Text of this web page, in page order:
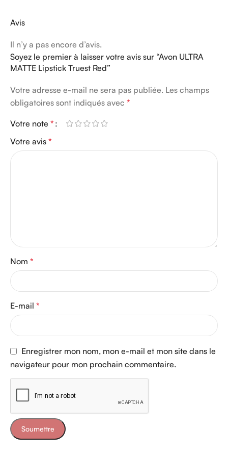
Avis
Il n’y a pas encore d’avis.
Soyez le premier à laisser votre avis sur “Avon ULTRA
MATTE Lipstick Truest Red”
Votre adresse e-mail ne sera pas publiée. Les champs
obligatoires sont indiqués avec *
Votre note *
Votre avis *
Nom *
E-mail *
Enregistrer mon nom, mon e-mail et mon site dans le
navigateur pour mon prochain commentaire.